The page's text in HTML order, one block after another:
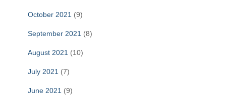
October 2021 (9)
September 2021 (8)
August 2021 (10)
July 2021 (7)
June 2021 (9)